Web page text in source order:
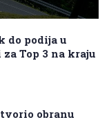
do podija u
Top 3 na kraju
obranu